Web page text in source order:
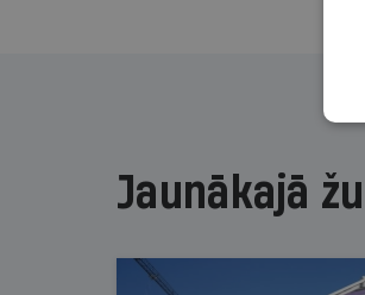
Jaunākajā